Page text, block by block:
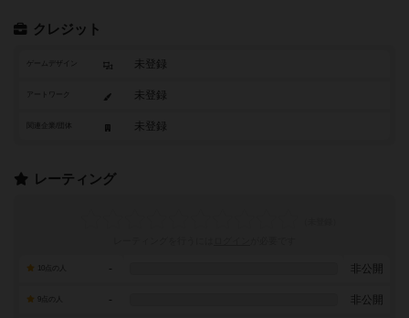
クレジット
ゲームデザイン 未登録
アートワーク 未登録
未登録
レーティング
- 非公開
- 非公開